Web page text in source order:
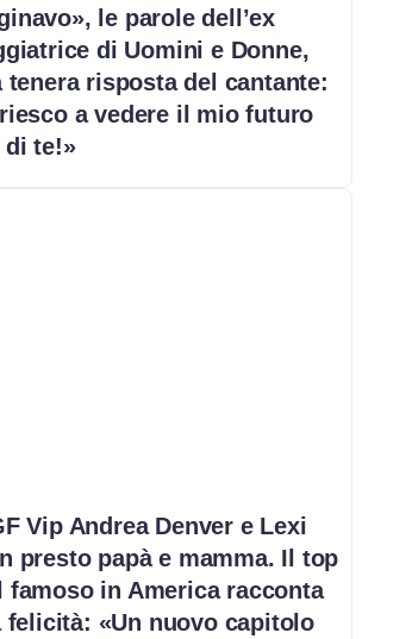
le parole dell’ex
di Uomini e Donne,
tenera risposta del cantante:
a vedere il mio futuro
di te!»
Vip Andrea Denver e Lexi
presto papà e mamma. Il top
famoso in America racconta
felicità: «Un nuovo capitolo